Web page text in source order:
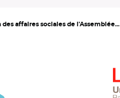
des affaires sociales de l'Assemblée...